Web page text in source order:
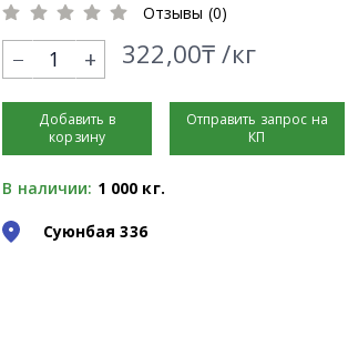
Отзывы (0)
+ 322,00₸ /кг
Добавить в
корзину
Отправить запрос на
КП
В наличии: 1 000 кг.
Суюнбая 336